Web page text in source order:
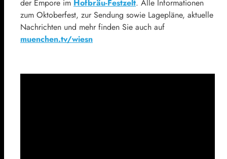
der Empore im Hofbräu-Festzelt. Alle Informationen
zum Oktoberfest, zur Sendung sowie Lagepläne, aktuelle
Nachrichten und mehr finden Sie auch auf
muenchen.tv/wiesn